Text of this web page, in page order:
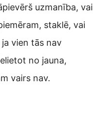
uzmanība, vai
staklē, vai
vien tās nav
no jauna,
vairs nav.